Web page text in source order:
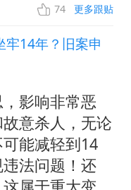
74 更多跟贴
牢14年？旧案申
影响非常恶
意杀人，无论
能减轻到14
法问题！还